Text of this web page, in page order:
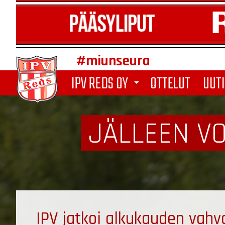
#miunseura
IPV REDS OY arrow_drop_down OTTELUT
JÄLLEEN
IPV jatkoi alkukauden